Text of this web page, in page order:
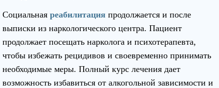
Социальная реабилитация продолжается и после
выписки из наркологического центра. Пациент
продолжает посещать нарколога и психотерапевта,
чтобы избежать рецидивов и своевременно принимать
необходимые меры. Полный курс лечения дает
возможность избавиться от алкогольной зависимости и